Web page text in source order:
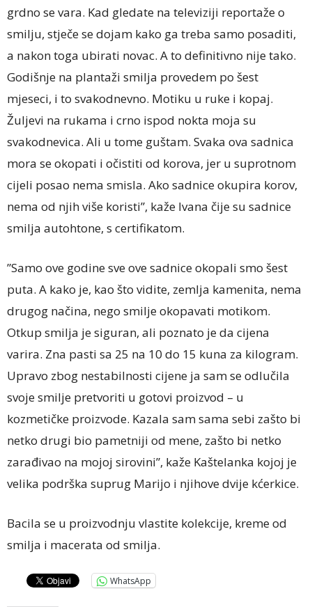
grdno se vara. Kad gledate na televiziji reportaže o
smilju, stječe se dojam kako ga treba samo posaditi,
a nakon toga ubirati novac. A to definitivno nije tako.
Godišnje na plantaži smilja provedem po šest
mjeseci, i to svakodnevno. Motiku u ruke i kopaj.
Žuljevi na rukama i crno ispod nokta moja su
svakodnevica. Ali u tome guštam. Svaka ova sadnica
mora se okopati i očistiti od korova, jer u suprotnom
cijeli posao nema smisla. Ako sadnice okupira korov,
nema od njih više koristi”, kaže Ivana čije su sadnice
smilja autohtone, s certifikatom.
”Samo ove godine sve ove sadnice okopali smo šest
puta. A kako je, kao što vidite, zemlja kamenita, nema
drugog načina, nego smilje okopavati motikom.
Otkup smilja je siguran, ali poznato je da cijena
varira. Zna pasti sa 25 na 10 do 15 kuna za kilogram.
Upravo zbog nestabilnosti cijene ja sam se odlučila
svoje smilje pretvoriti u gotovi proizvod – u
kozmetičke proizvode. Kazala sam sama sebi zašto bi
netko drugi bio pametniji od mene, zašto bi netko
zarađivao na mojoj sirovini”, kaže Kaštelanka kojoj je
velika podrška suprug Marijo i njihove dvije kćerkice.
Bacila se u proizvodnju vlastite kolekcije, kreme od
smilja i macerata od smilja.
WhatsApp